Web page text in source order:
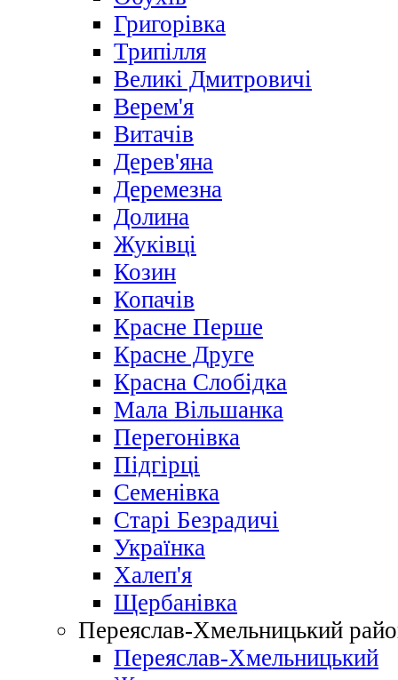
Григорівка
Трипілля
Великі Дмитровичі
Bерем'я
Витачів
Дерев'яна
Деремезна
Долина
Жуківці
Козин
Копачів
Красне Перше
Красне Друге
Красна Слобідка
Мала Вільшанка
Перегонівка
Підгірці
Семенівка
Старі Безрадичі
Українка
Халеп'я
Щербанівка
Переяслав-Хмельницький
Переяслав-Хмельницький